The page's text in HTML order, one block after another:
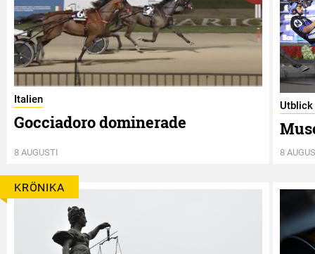
Italien
Gocciadoro dominerade
8 AUGUSTI
Utblick
8
KRÖNIKA